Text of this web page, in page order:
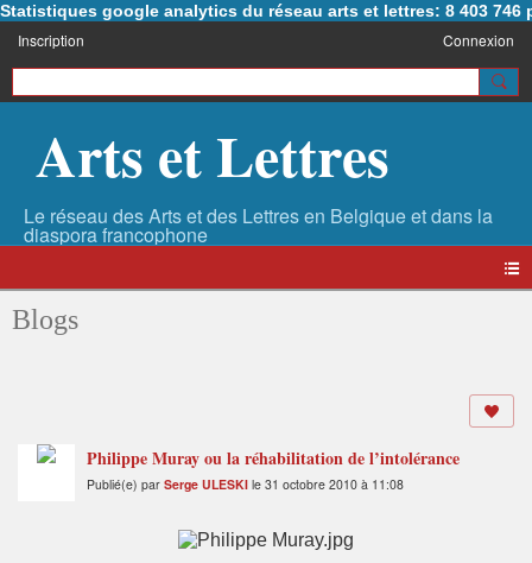
Statistiques google analytics du réseau arts et lettres: 8 403 746
Inscription Connexion
Arts et Lettres
Blogs
Philippe Muray ou la réhabilitation de l’intolérance
Publié(e) par Serge ULESKI le 31 octobre 2010 à 11:08